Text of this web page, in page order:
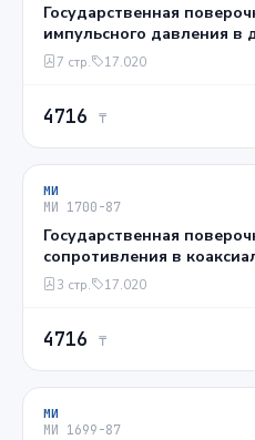
Государственная
импульсного давления в
7 стр. 17.020
4716 ₸
МИ
МИ 1700-87
Государственная
сопротивления в
7/3,04 и 3,5/1,52 мм в
3 стр. 17.020
4716 ₸
МИ
МИ 1699-87